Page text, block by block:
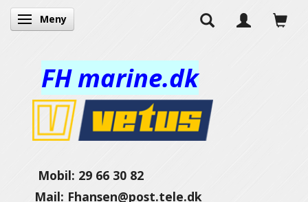
Veksle navigasjon
Meny
FH marine.dk
Mobil: 29 66 30 82
Mail: Fhansen@post.tele.dk